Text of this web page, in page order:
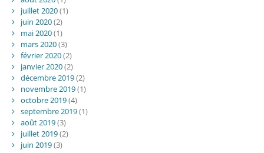
juillet 2020(1)
juin 2020(2)
mai 2020(1)
mars 2020(3)
février 2020(2)
janvier 2020(2)
décembre 2019(2)
novembre 2019(1)
octobre 2019(4)
septembre 2019(1)
août 2019(3)
juillet 2019(2)
juin 2019(3)